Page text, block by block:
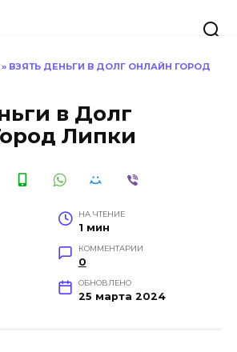
» ВЗЯТЬ ДЕНЬГИ В ДОЛГ ОНЛАЙН ГОРОД
в Долг
Липки
НА ЧТЕНИЕ
1 мин
КОММЕНТАРИИ
0
ОБНОВЛЕНО
25 марта 2024